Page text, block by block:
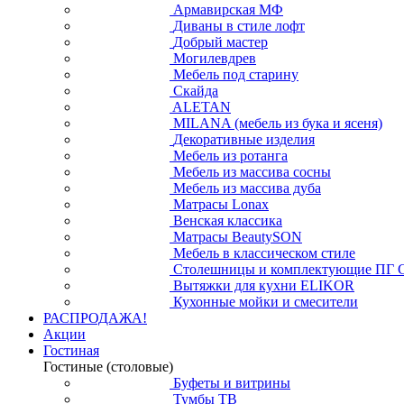
Армавирская МФ
Диваны в стиле лофт
Добрый мастер
Могилевдрев
Мебель под старину
Скайда
ALETAN
MILANA (мебель из бука и ясеня)
Декоративные изделия
Мебель из ротанга
Мебель из массива сосны
Мебель из массива дуба
Матрасы Lonax
Венская классика
Матрасы BeautySON
Мебель в классическом стиле
Столешницы и комплектующие ПГ
Вытяжки для кухни ELIKOR
Кухонные мойки и смесители
РАСПРОДАЖА!
Акции
Гостиная
Гостиные (столовые)
Буфеты и витрины
Тумбы ТВ